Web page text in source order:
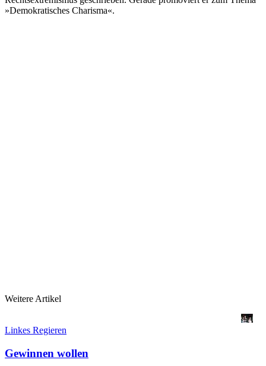
»Demokratisches Charisma«.
Weitere Artikel
Linkes Regieren
Gewinnen wollen